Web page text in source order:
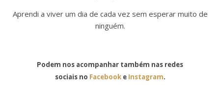
Aprendi a viver um dia de cada vez sem esperar muito de
ninguém.
Podem nos acompanhar também nas redes
sociais no Facebooke Instagram.